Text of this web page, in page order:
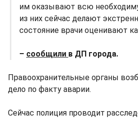
им оказывают всю
из них сейчас делают
состояние врачи оценивают
– сообщили в ДП города.
Правоохранительные органы
дело по факту аварии.
Сейчас полиция проводит